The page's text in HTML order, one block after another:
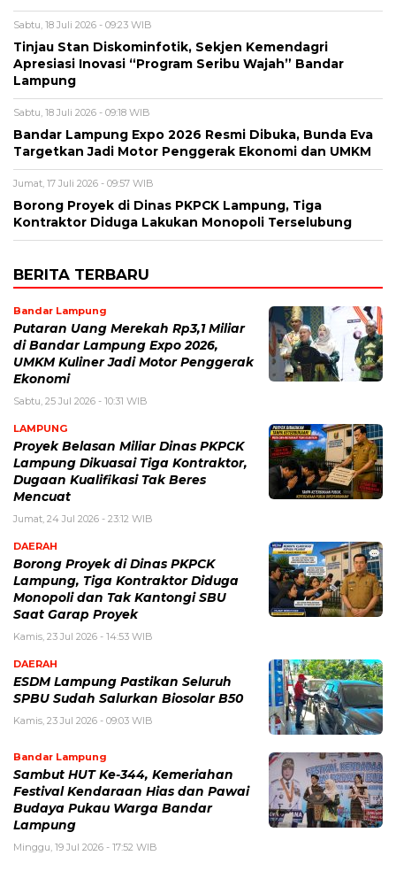
Sabtu, 18 Juli 2026 - 09:23 WIB
Tinjau Stan Diskominfotik, Sekjen Kemendagri
Apresiasi Inovasi “Program Seribu Wajah” Bandar
Lampung
Sabtu, 18 Juli 2026 - 09:18 WIB
Bandar Lampung Expo 2026 Resmi Dibuka, Bunda Eva
Targetkan Jadi Motor Penggerak Ekonomi dan UMKM
Jumat, 17 Juli 2026 - 09:57 WIB
Borong Proyek di Dinas PKPCK Lampung, Tiga
Kontraktor Diduga Lakukan Monopoli Terselubung
BERITA TERBARU
Bandar Lampung
Putaran Uang Merekah Rp3,1 Miliar
di Bandar Lampung Expo 2026,
UMKM Kuliner Jadi Motor Penggerak
Ekonomi
Sabtu, 25 Jul 2026 - 10:31 WIB
LAMPUNG
Proyek Belasan Miliar Dinas PKPCK
Lampung Dikuasai Tiga Kontraktor,
Dugaan Kualifikasi Tak Beres
Mencuat
Jumat, 24 Jul 2026 - 23:12 WIB
DAERAH
Borong Proyek di Dinas PKPCK
Lampung, Tiga Kontraktor Diduga
Monopoli dan Tak Kantongi SBU
Saat Garap Proyek
Kamis, 23 Jul 2026 - 14:53 WIB
DAERAH
ESDM Lampung Pastikan Seluruh
SPBU Sudah Salurkan Biosolar B50
Kamis, 23 Jul 2026 - 09:03 WIB
Bandar Lampung
Sambut HUT Ke-344, Kemeriahan
Festival Kendaraan Hias dan Pawai
Budaya Pukau Warga Bandar
Lampung
Minggu, 19 Jul 2026 - 17:52 WIB